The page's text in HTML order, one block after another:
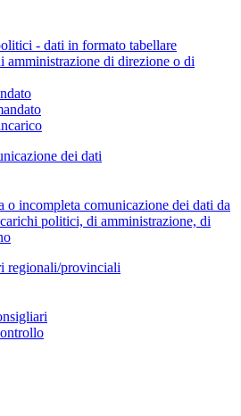
- dati in formato tabellare
di direzione o di
dei dati
o incompleta comunicazione dei dati da
politici, di amministrazione, di
regionali/provinciali